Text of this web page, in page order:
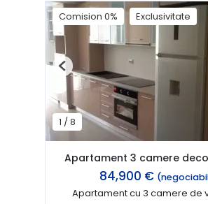
Comision 0% Exclusivitate
1 /8
Previous
Apartament 3 camere
84,900 €
Apartament cu 3 camere de